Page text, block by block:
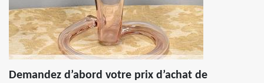
Demandez d’abord votre prix d’achat de